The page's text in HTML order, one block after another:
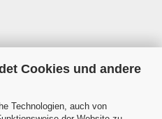
Cookies und andere
Technologien, auch von